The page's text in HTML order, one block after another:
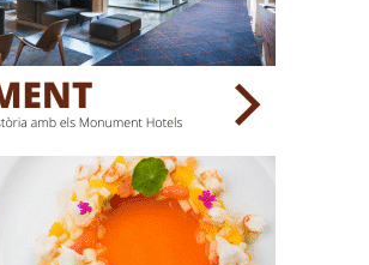
BARS
SPAS
SALES